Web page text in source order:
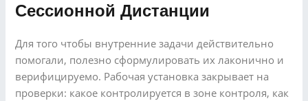
Сессионной Дистанции
Для того чтобы внутренние задачи действительно
помогали, полезно сформулировать их лаконично и
верифицируемо. Рабочая установка закрывает на
проверки: какое контролируется в зоне контроля, как